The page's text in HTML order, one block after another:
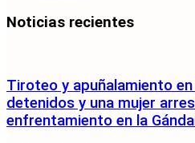
Noticias recientes
Tiroteo y apuñalamiento
detenidos y una mujer
enfrentamiento en la